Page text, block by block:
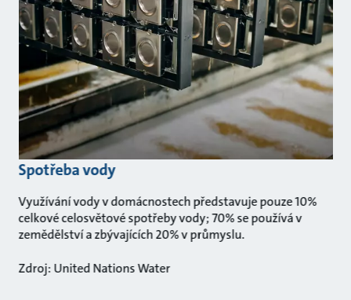
Spotřeba vody
Využívání vody v domácnostech představuje pouze 10%
celkové celosvětové spotřeby vody; 70% se používá v
zemědělství a zbývajících 20% v průmyslu.
Zdroj: United Nations Water